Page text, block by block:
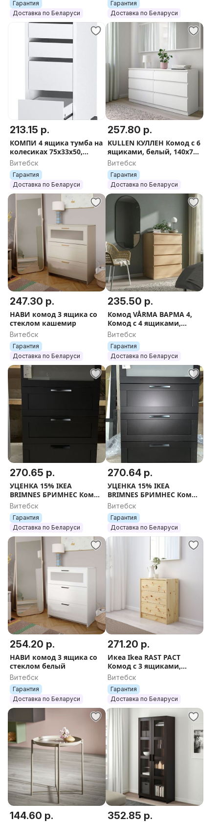
Гарантия
Доставка по Беларуси
Гарантия
Доставка по Беларуси
213.15 р.
КОМПИ 4 ящика тумба на
колесиках 75x33x50,
белый
Витебск
Гарантия
Доставка по Беларуси
257.80 р.
KULLEN КУЛЛЕН Комод с 6
ящиками, белый, 140x72
см
Витебск
Гарантия
Доставка по Беларуси
247.30 р.
НАВИ комод 3 ящика со
стеклом кашемир
Витебск
Гарантия
Доставка по Беларуси
235.50 р.
Комод VÅRMA ВАРМА 4,
Комод с 4 ящиками,
белый/белёный дуб/
серый/100х80х40
Витебск
Гарантия
Доставка по Беларуси
270.65 р.
УЦЕНКА 15% IKEA
BRIMNES БРИМНЕС Комод
с 4 ящиками,
тм.коричневый/матовое
стекло, 78x124 см
Витебск
Гарантия
Доставка по Беларуси
270.64 р.
УЦЕНКА 15% IKEA
BRIMNES БРИМНЕС Комод
с 4 ящиками,
тм.коричневый/матовое
стекло, 78x124 см
Витебск
Гарантия
Доставка по Беларуси
254.20 р.
НАВИ комод 3 ящика со
стеклом белый
Витебск
Гарантия
Доставка по Беларуси
271.20 р.
Икеа Ikea RAST РАСТ
Комод с 3 ящиками,
62х70 см, сосна
Витебск
Гарантия
Доставка по Беларуси
144.60 р. 352.85 р.